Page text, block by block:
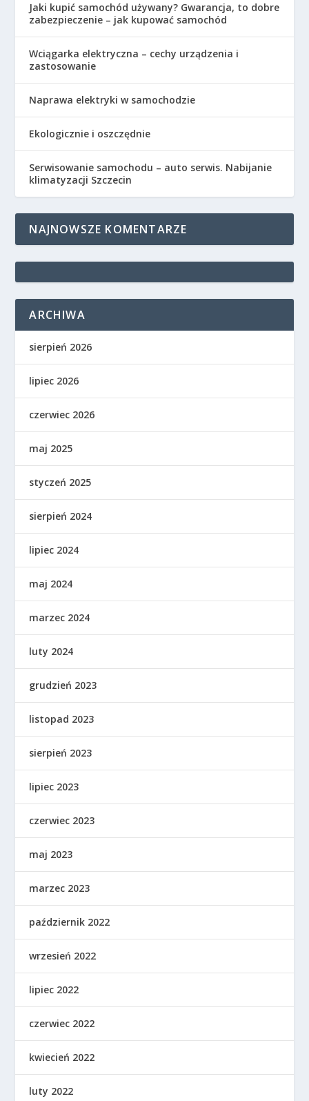
Jaki kupić samochód używany? Gwarancja, to dobre
zabezpieczenie – jak kupować samochód
Wciągarka elektryczna – cechy urządzenia i
zastosowanie
Naprawa elektryki w samochodzie
Ekologicznie i oszczędnie
Serwisowanie samochodu – auto serwis. Nabijanie
klimatyzacji Szczecin
NAJNOWSZE KOMENTARZE
ARCHIWA
sierpień 2026
lipiec 2026
czerwiec 2026
maj 2025
styczeń 2025
sierpień 2024
lipiec 2024
maj 2024
marzec 2024
luty 2024
grudzień 2023
listopad 2023
sierpień 2023
lipiec 2023
czerwiec 2023
maj 2023
marzec 2023
październik 2022
wrzesień 2022
lipiec 2022
czerwiec 2022
kwiecień 2022
luty 2022